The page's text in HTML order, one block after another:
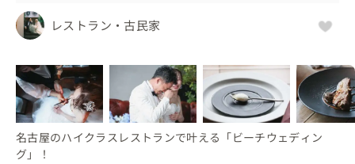
レストラン・古民家
名古屋のハイクラスレストランで叶える「ビーチウェディン
グ」！